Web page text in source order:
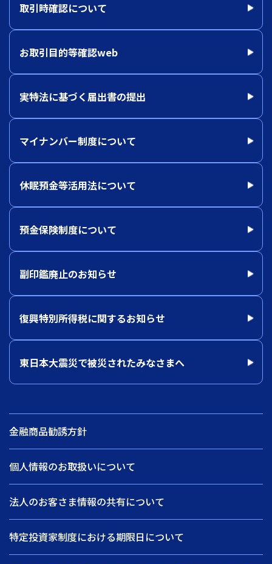
取引時確認について
お取引目的等確認web
実特法に基づく届出書の提出
マイナンバー制度について
休眠預金等活用法について
預金保険制度について
副印鑑廃止のお知らせ
復興特別所得税に関するお知らせ
東日本大震災で被災されたみなさまへ
金融商品勧誘方針
個人情報のお取扱いについて
法人のお客さま情報の共有について
特定投資家制度における期限日について